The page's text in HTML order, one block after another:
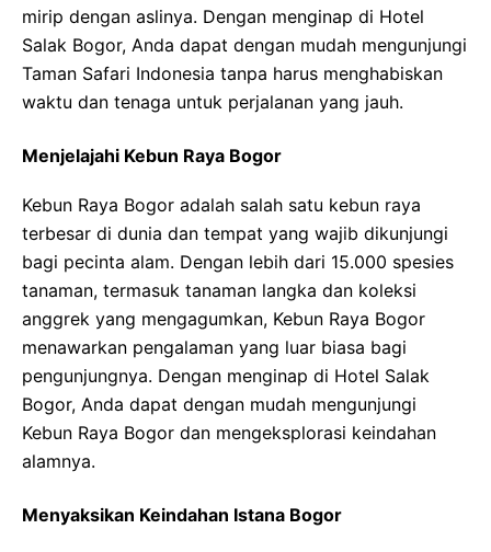
mirip dengan aslinya. Dengan menginap di Hotel
Salak Bogor, Anda dapat dengan mudah mengunjungi
Taman Safari Indonesia tanpa harus menghabiskan
waktu dan tenaga untuk perjalanan yang jauh.
Menjelajahi Kebun Raya Bogor
Kebun Raya Bogor adalah salah satu kebun raya
terbesar di dunia dan tempat yang wajib dikunjungi
bagi pecinta alam. Dengan lebih dari 15.000 spesies
tanaman, termasuk tanaman langka dan koleksi
anggrek yang mengagumkan, Kebun Raya Bogor
menawarkan pengalaman yang luar biasa bagi
pengunjungnya. Dengan menginap di Hotel Salak
Bogor, Anda dapat dengan mudah mengunjungi
Kebun Raya Bogor dan mengeksplorasi keindahan
alamnya.
Menyaksikan Keindahan Istana Bogor